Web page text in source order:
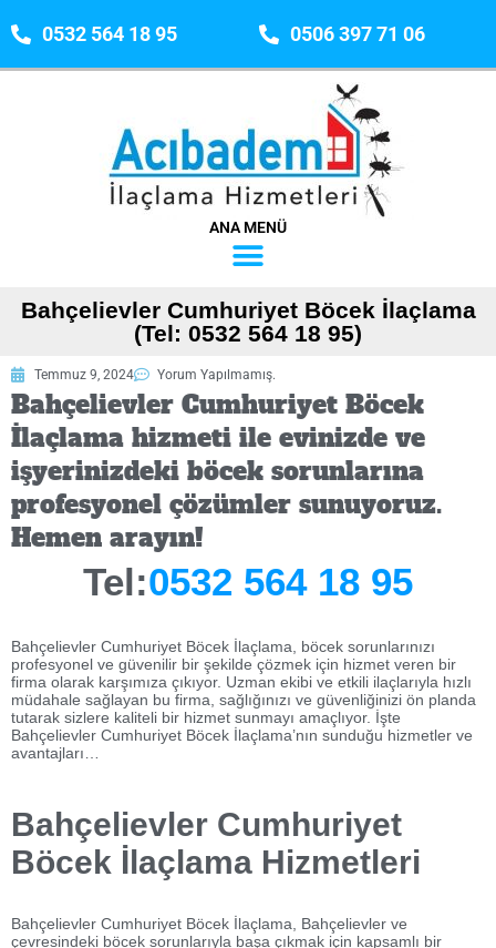
0532 564 18 95 0506 397 71 06
ANA MENÜ
Bahçelievler Cumhuriyet Böcek İlaçlama
(Tel: 0532 564 18 95)
Temmuz 9, 2024 Yorum Yapılmamış.
Bahçelievler Cumhuriyet Böcek
İlaçlama hizmeti ile evinizde ve
işyerinizdeki böcek sorunlarına
profesyonel çözümler sunuyoruz.
Hemen arayın!
Tel:0532 564 18 95
Bahçelievler Cumhuriyet Böcek İlaçlama, böcek sorunlarınızı
profesyonel ve güvenilir bir şekilde çözmek için hizmet veren bir
firma olarak karşımıza çıkıyor. Uzman ekibi ve etkili ilaçlarıyla hızlı
müdahale sağlayan bu firma, sağlığınızı ve güvenliğinizi ön planda
tutarak sizlere kaliteli bir hizmet sunmayı amaçlıyor. İşte
Bahçelievler Cumhuriyet Böcek İlaçlama’nın sunduğu hizmetler ve
avantajları…
Bahçelievler Cumhuriyet
Böcek İlaçlama Hizmetleri
Bahçelievler Cumhuriyet Böcek İlaçlama, Bahçelievler ve
çevresindeki böcek sorunlarıyla başa çıkmak için kapsamlı bir